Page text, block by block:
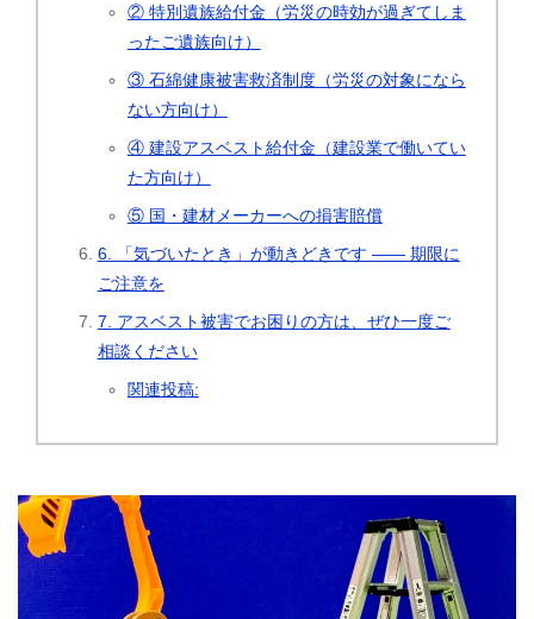
② 特別遺族給付金（労災の時効が過ぎてしま
ったご遺族向け）
③ 石綿健康被害救済制度（労災の対象になら
ない方向け）
④ 建設アスベスト給付金（建設業で働いてい
た方向け）
⑤ 国・建材メーカーへの損害賠償
6. 「気づいたとき」が動きどきです ―― 期限に
ご注意を
7. アスベスト被害でお困りの方は、ぜひ一度ご
相談ください
関連投稿: